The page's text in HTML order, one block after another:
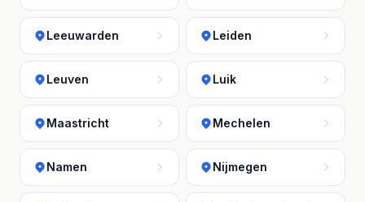
Leeuwarden Leiden
Leuven Luik
Maastricht Mechelen
Namen Nijmegen